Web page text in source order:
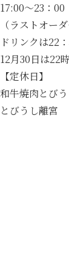
17:00～23：00
（ラストオー
ドリンクは22
12月30日は22
【定休日】
和牛焼肉とび
とびうし離宮